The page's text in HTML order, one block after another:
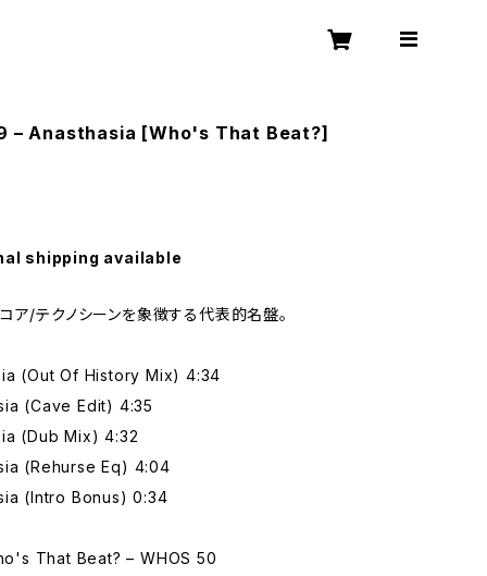
– Anasthasia [Who's That Beat?]
shipping available
ア/テクノシーンを象徴する代表的名盤。
(Out Of History Mix) 4:34
(Cave Edit) 4:35
(Dub Mix) 4:32
(Rehurse Eq) 4:04
(Intro Bonus) 0:34
That Beat? – WHOS 50